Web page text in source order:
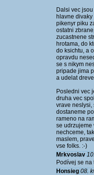
Dalsi vec
hlavne
pikenyr piku
ostatni
zucastnene
hrotama, do
do ksichtu, a
opravdu
se s nikym
pripade jima
a udelat
Posledni vec
druha vec
vrave neslysi,
dostaneme
rameno na
se udrzujeme
nechceme,
maslem,
vse folks. :-)
Mrkvoslav
Podívej se
Honsieg 08.